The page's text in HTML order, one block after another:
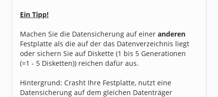
Ein Tipp!
Machen Sie die Datensicherung auf einer anderen
Festplatte als die auf der das Datenverzeichnis liegt
oder sichern Sie auf Diskette (1 bis 5 Generationen
(=1 - 5 Disketten)) reichen dafür aus.
Hintergrund: Crasht Ihre Festplatte, nutzt eine
Datensicherung auf dem gleichen Datenträger